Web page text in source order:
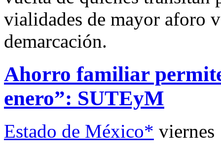
vialidades de mayor aforo
demarcación.
Ahorro familiar
enero”: SUTEyM
Estado de México* viernes